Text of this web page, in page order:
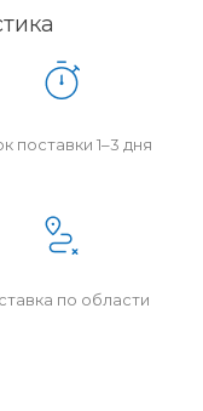
поставки 1–3 дня
по области